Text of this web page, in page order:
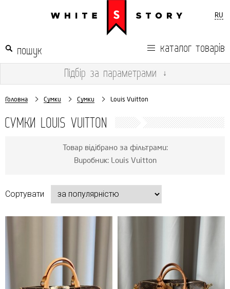
RU
каталог товарів
Підбір за параметрами ↓
Головна Сумки Сумки Louis Vuitton
СУМКИ LOUIS VUITTON
Товар відібрано за фільтрами:
Виробник: Louis Vuitton
Сортувати